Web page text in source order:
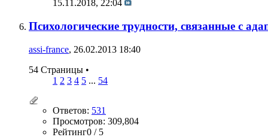
15.11.2018, 22:04
Психологические трудности, связанные с
assi-france, 26.02.2013 18:40
54 Страницы •
1 2 3 4 5 ... 54
Ответов: 531
Просмотров: 309,804
Рейтинг0 / 5